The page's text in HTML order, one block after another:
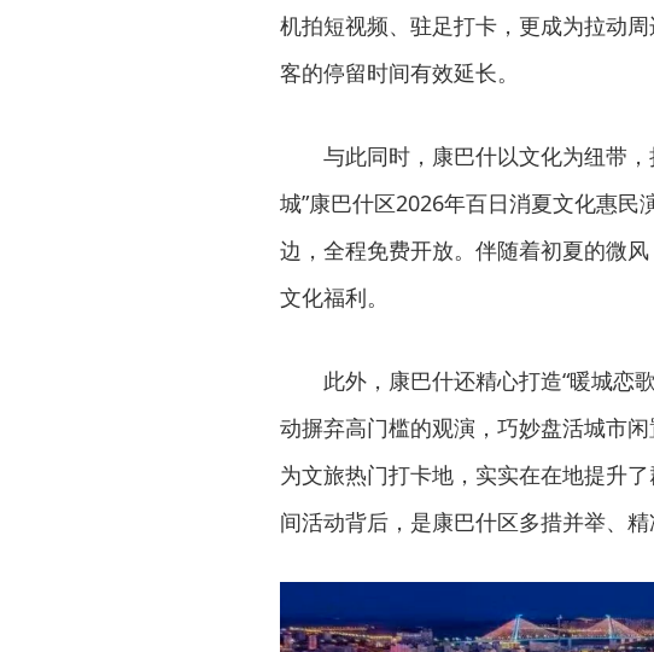
机拍短视频、驻足打卡，更成为拉动
客的停留时间有效延长。
与此同时，康巴什以文化为纽带
城”康巴什区2026年百日消夏文化惠
边，全程免费开放。伴随着初夏的微
文化福利。
此外，康巴什还精心打造“暖城恋
动摒弃高门槛的观演，巧妙盘活城市
为文旅热门打卡地，实实在在地提升
间活动背后，是康巴什区多措并举、